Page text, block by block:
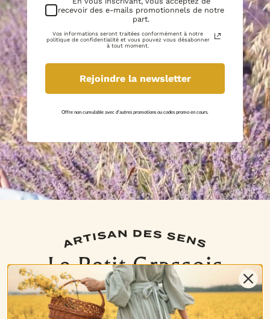
recevoir des e-mails promotionnels de notre
part.
Vos informations seront traitées conformément à notre
politique de confidentialité et vous pouvez vous désabonner
à tout moment.
Rejoindre la newsletter
Offre non cumulable avec d'autres promotions ou codes promo en cours.